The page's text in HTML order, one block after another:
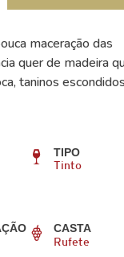
maceração das
quer de madeira
taninos
TIPO
Tinto
CASTA
Rufete